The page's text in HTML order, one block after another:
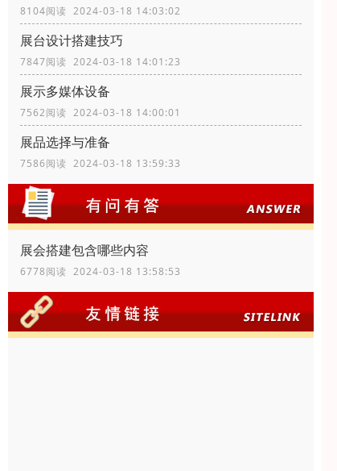
8104阅读 2024-03-18 14:03:02
展台设计搭建技巧
7847阅读 2024-03-18 14:01:23
展示多媒体设备
7562阅读 2024-03-18 14:00:01
展品选择与准备
7586阅读 2024-03-18 13:59:33
展会搭建包含哪些内容
6778阅读 2024-03-18 13:58:53